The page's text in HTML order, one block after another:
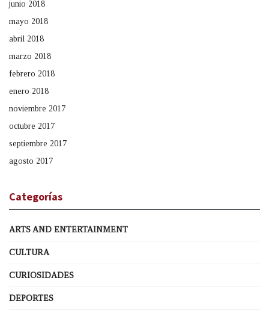
junio 2018
mayo 2018
abril 2018
marzo 2018
febrero 2018
enero 2018
noviembre 2017
octubre 2017
septiembre 2017
agosto 2017
Categorías
ARTS AND ENTERTAINMENT
CULTURA
CURIOSIDADES
DEPORTES